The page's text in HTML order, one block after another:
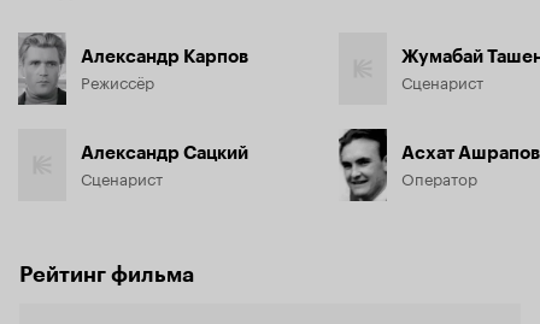
Александр Карпов
Режиссёр
Александр Сацкий
Сценарист
Жумабай
Сценарист
Асхат Ашрапов
Оператор
Рейтинг фильма